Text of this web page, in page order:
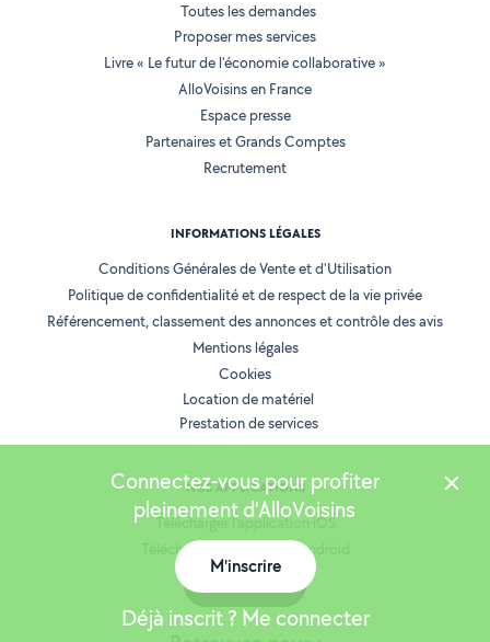
Toutes les demandes
Proposer mes services
Livre « Le futur de l'économie collaborative »
AlloVoisins en France
Espace presse
Partenaires et Grands Comptes
Recrutement
INFORMATIONS LÉGALES
Conditions Générales de Vente et d'Utilisation
Politique de confidentialité et de respect de la vie privée
Référencement, classement des annonces et contrôle des avis
Mentions légales
Cookies
Location de matériel
Prestation de services
NOS APPLICATIONS
Télécharger l’application iOS
Télécharger l’application Android
Connectez-vous pour profiter
pleinement d'AlloVoisins
M'inscrire
Déjà inscrit ? Me connecter